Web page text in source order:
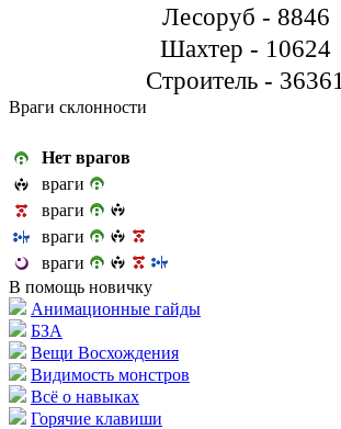
Лесоруб - 8846
Шахтер - 10624
Строитель - 36361
Враги склонности
Нет врагов
враги
враги
враги
враги
В помощь новичку
Анимационные гайды
БЗА
Вещи Восхождения
Видимость монстров
Всё о навыках
Горячие клавиши